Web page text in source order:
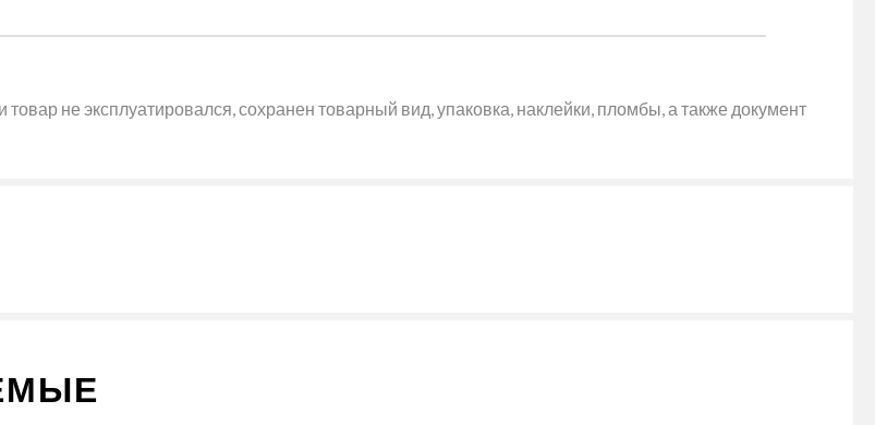
товар не эксплуатировался, сохранен товарный вид, упаковка, наклейки, пломбы, а также документ